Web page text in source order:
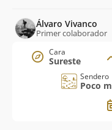
Álvaro Vivanco
Primer colaborador
Cara
Sureste
Sendero
Poco